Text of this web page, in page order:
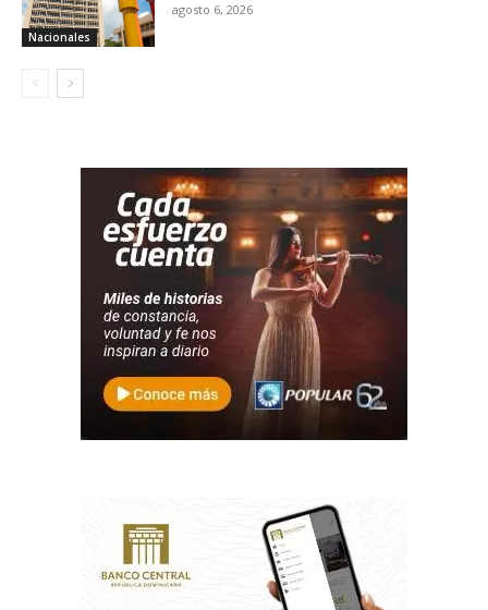
Nacionales
agosto 6, 2026